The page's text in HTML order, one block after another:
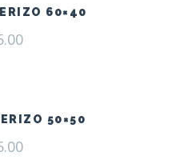
60×40
50×50